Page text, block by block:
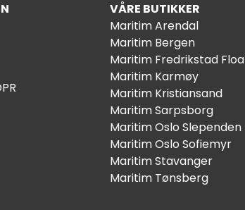
VÅRE BUTIKKER
Maritim Arendal
Maritim Bergen
Maritim Fredrikstad Floa
Maritim Karmøy
Maritim Kristiansand
Maritim Sarpsborg
Maritim Oslo Slependen
Maritim Oslo Sofiemyr
Maritim Stavanger
Maritim Tønsberg